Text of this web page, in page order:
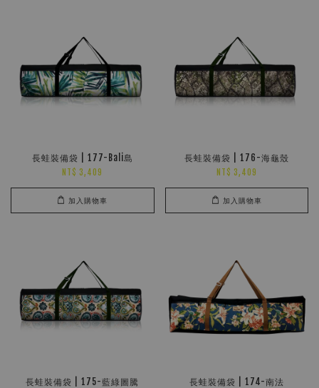
長蛙裝備袋 | 177-Bali島
NT$ 3,409
加入購物車
長蛙裝備袋 | 176-海龜殼
NT$ 3,409
加入購物車
長蛙裝備袋 | 175-藍綠圖騰 長蛙裝備袋 | 174-南法